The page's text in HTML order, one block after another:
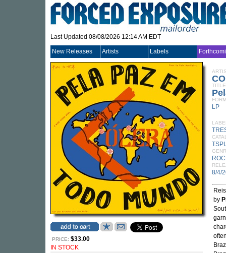
Last Updated 08/08/2026 12:14 AM EDT
New Releases Artists Labels
PRICE: $33.00
IN STOCK
TITLE
LP
8/4/
by